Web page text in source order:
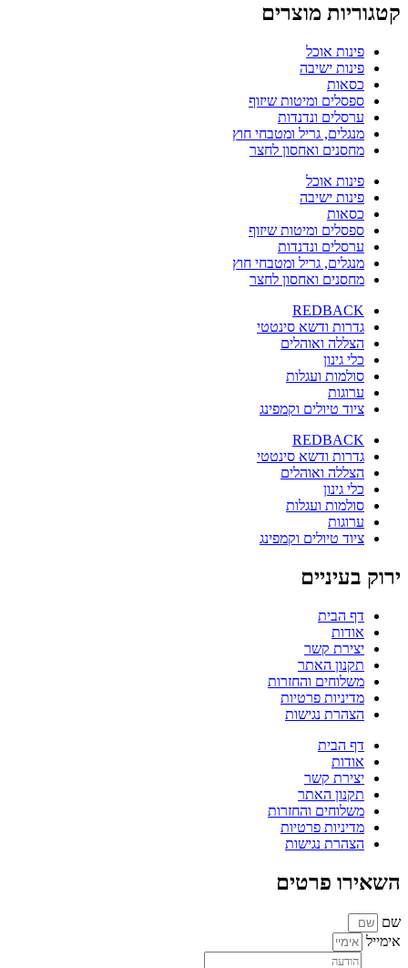
קטגוריות מוצרים
פינות אוכל
פינות ישיבה
כסאות
ספסלים ומיטות שיזוף
ערסלים ונדנדות
מנגלים, גריל ומטבחי חוץ
מחסנים ואחסון לחצר
פינות אוכל
פינות ישיבה
כסאות
ספסלים ומיטות שיזוף
ערסלים ונדנדות
מנגלים, גריל ומטבחי חוץ
מחסנים ואחסון לחצר
REDBACK
גדרות ודשא סינטטי
הצללה ואוהלים
כלי גינון
סולמות ועגלות
ערוגות
ציוד טיולים וקמפינג
REDBACK
גדרות ודשא סינטטי
הצללה ואוהלים
כלי גינון
סולמות ועגלות
ערוגות
ציוד טיולים וקמפינג
ירוק בעיניים
דף הבית
אודות
יצירת קשר
תקנון האתר
משלוחים והחזרות
מדיניות פרטיות
הצהרת נגישות
דף הבית
אודות
יצירת קשר
תקנון האתר
משלוחים והחזרות
מדיניות פרטיות
הצהרת נגישות
השאירו פרטים
שם
אימייל